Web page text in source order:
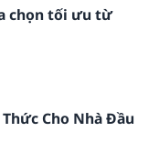
chọn tối ưu từ
Cho Nhà Đầu